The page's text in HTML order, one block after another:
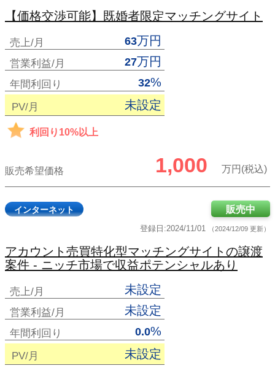
【価格交渉可能】既婚者限定マッチングサイト
売上/月 63万円
営業利益/月 27万円
年間利回り 32%
PV/月 未設定
利回り10%以上
販売希望価格 1,000 万円(税込)
インターネット
登録日:2024/11/01 （2024/12/09 更新）
販売中
アカウント売買特化型マッチングサイトの譲渡
案件 - ニッチ市場で収益ポテンシャルあり
売上/月 未設定
営業利益/月 未設定
年間利回り 0.0%
PV/月 未設定